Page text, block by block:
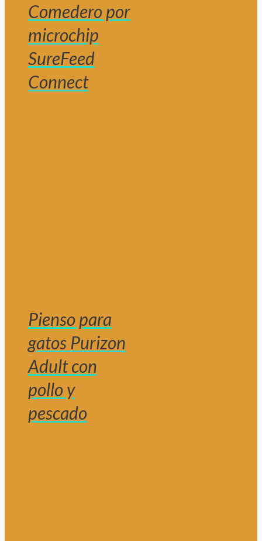
Comedero por
microchip
SureFeed
Connect
Pienso para
gatos Purizon
Adult con
pollo y
pescado